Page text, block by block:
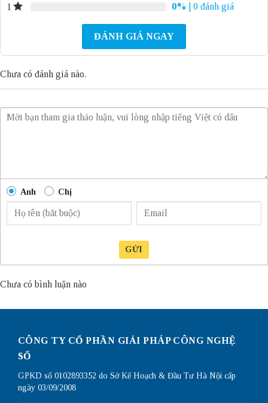
1
0% | 0 đánh giá
ĐÁNH GIÁ NGAY
Chưa có đánh giá nào.
Anh Chị
GỬI
Chưa có bình luận nào
CÔNG TY CỔ PHẦN GIẢI PHÁP CÔNG NGHỆ
SỐ
GPKD số 0102893352 do Sở Kế Hoạch & Đầu Tư Hà Nội cấp
ngày 03/09/2008